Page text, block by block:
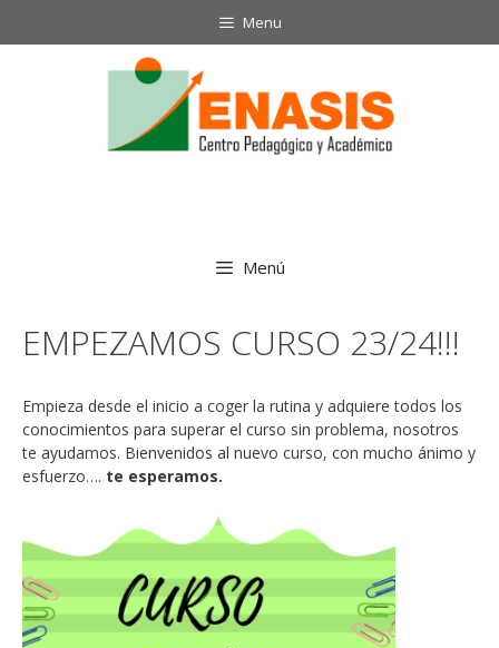
Menu
Menú
EMPEZAMOS CURSO 23/24!!!
Empieza desde el inicio a coger la rutina y adquiere todos los
conocimientos para superar el curso sin problema, nosotros
te ayudamos. Bienvenidos al nuevo curso, con mucho ánimo y
esfuerzo…. te esperamos.